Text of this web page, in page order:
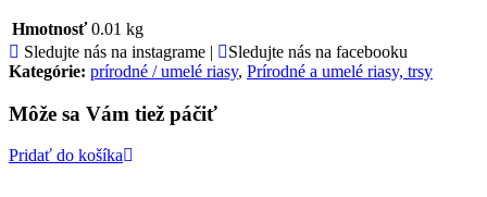
Hmotnosť 0.01 kg
Sledujte nás na instagrame |
Sledujte nás na facebooku
Kategórie: prírodné / umelé riasy, Prírodné a umelé riasy, trsy
Môže sa Vám tiež páčiť
Pridať do košíka